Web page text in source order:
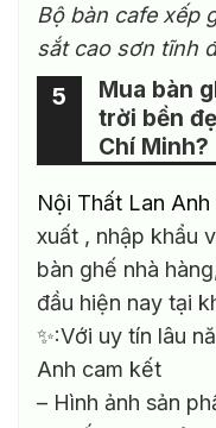
Bộ bàn cafe xếp
sắt cao sơn tĩnh
Mua bàn
trời bền
Chí Minh?
5
Nội Thất Lan Anh
xuất , nhập khẩu
bàn ghế nhà
đầu hiện nay tại
✨:Với uy tín lâu
Anh cam kết
– Hình ảnh sản